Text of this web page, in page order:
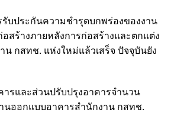
รับประกันความชำรุดบกพร่องของงาน
อสร้างภายหลังการก่อสร้างและตกแต่ง
น กสทช. แห่งใหม่แล้วเสร็จ ปัจจุบันยัง
ารและส่วนปรับปรุงอาคารจำนวน
นออกแบบอาคารสำนักงาน กสทช.